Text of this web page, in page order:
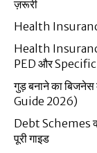
ज़रूरी
Health
Health
PED और
गुड़ बनाने का
Guide 2026)
Debt Schemes
पूरी गाइड